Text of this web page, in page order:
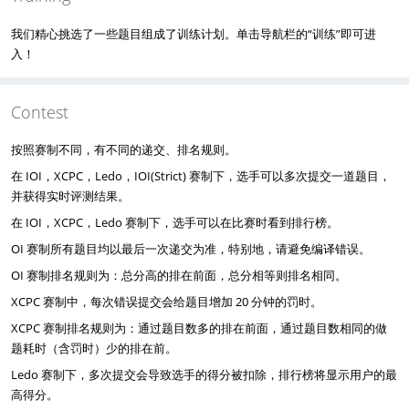
我们精心挑选了一些题目组成了训练计划。单击导航栏的“训练”即可进
入！
Contest
按照赛制不同，有不同的递交、排名规则。
在 IOI，XCPC，Ledo，IOI(Strict) 赛制下，选手可以多次提交一道题目，
并获得实时评测结果。
在 IOI，XCPC，Ledo 赛制下，选手可以在比赛时看到排行榜。
OI 赛制所有题目均以最后一次递交为准，特别地，请避免编译错误。
OI 赛制排名规则为：总分高的排在前面，总分相等则排名相同。
XCPC 赛制中，每次错误提交会给题目增加 20 分钟的罚时。
XCPC 赛制排名规则为：通过题目数多的排在前面，通过题目数相同的做
题耗时（含罚时）少的排在前。
Ledo 赛制下，多次提交会导致选手的得分被扣除，排行榜将显示用户的最
高得分。